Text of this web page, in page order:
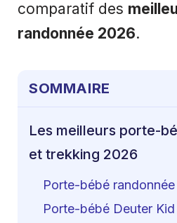
comparatif des
randonnée 2026.
SOMMAIRE
Les meilleurs porte-
et trekking 2026
Porte-bébé
Porte-bébé Deuter